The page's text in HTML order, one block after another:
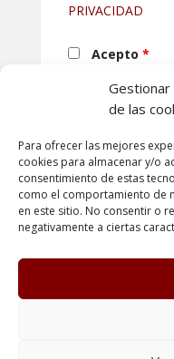
de las
Para ofrecer las mejores
cookies para almacenar y/o
consentimiento de estas
como el comportamiento de
en este sitio. No consentir o
negativamente a ciertas
PRIVACIDAD
Acepto *
Poltica de